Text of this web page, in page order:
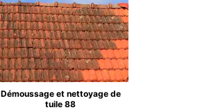
Démoussage et nettoyage de
tuile 88